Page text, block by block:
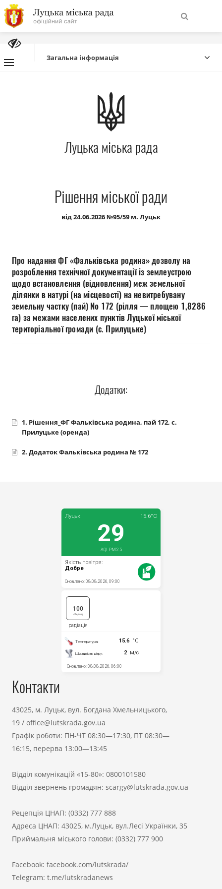
На
головну
Про місто
Міська влада
Міська рада
Публічна інформація
Документи
Загальна інформація
Луцька міська рада
Рішення міської ради
від 24.06.2026 №95/59 м. Луцьк
Про надання ФГ «Фальківська родина» дозволу на
розроблення технічної документації із землеустрою
щодо встановлення (відновлення) меж земельної
ділянки в натурі (на місцевості) на невитребувану
земельну частку (пай) № 172 (рілля — площею 1,8286
га) за межами населених пунктів Луцької міської
територіальної громади (с. Прилуцьке)
Додатки:
1. Рішення_ФГ Фальківська родина, пай 172, с.
Прилуцьке (оренда)
2. Додаток Фальківська родина № 172
Контакти
43025, м. Луцьк, вул. Богдана Хмельницького,
19 / office@lutskrada.gov.ua
Графік роботи: ПН-ЧТ 08:30—17:30, ПТ 08:30—
16:15, перерва 13:00—13:45
Відділ комунікацій «15-80»: 0800101580
Відділ звернень громадян: scargy@lutskrada.gov.ua
Рецепція ЦНАП: (0332) 777 888
Адреса ЦНАП: 43025, м.Луцьк, вул.Лесі Українки, 35
Приймальня міського голови: (0332) 777 900
Facebook: facebook.com/lutskrada/
Telegram: t.me/lutskradanews